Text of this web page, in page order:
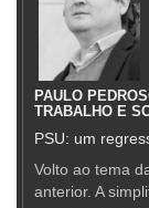
PAULO
TRABALHO E
PSU: um
Volto ao tema
anterior. A